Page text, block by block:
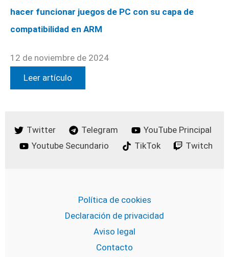
hacer funcionar juegos de PC con su capa de
compatibilidad en ARM
12 de noviembre de 2024
Leer artículo
Twitter Telegram
YouTube Principal
Youtube Secundario
TikTok Twitch
Política de cookies
Declaración de privacidad
Aviso legal
Contacto